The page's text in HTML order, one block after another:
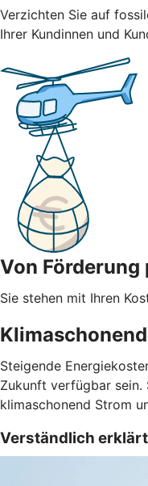
Verzichten Sie auf
Ihrer Kundinnen und
Von
Sie stehen mit Ihren
Steigende
Zukunft verfügbar sein.
klimaschonend Strom
Verständlich